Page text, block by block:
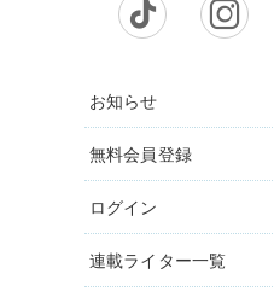
お知らせ
無料会員登録
ログイン
連載ライター一覧